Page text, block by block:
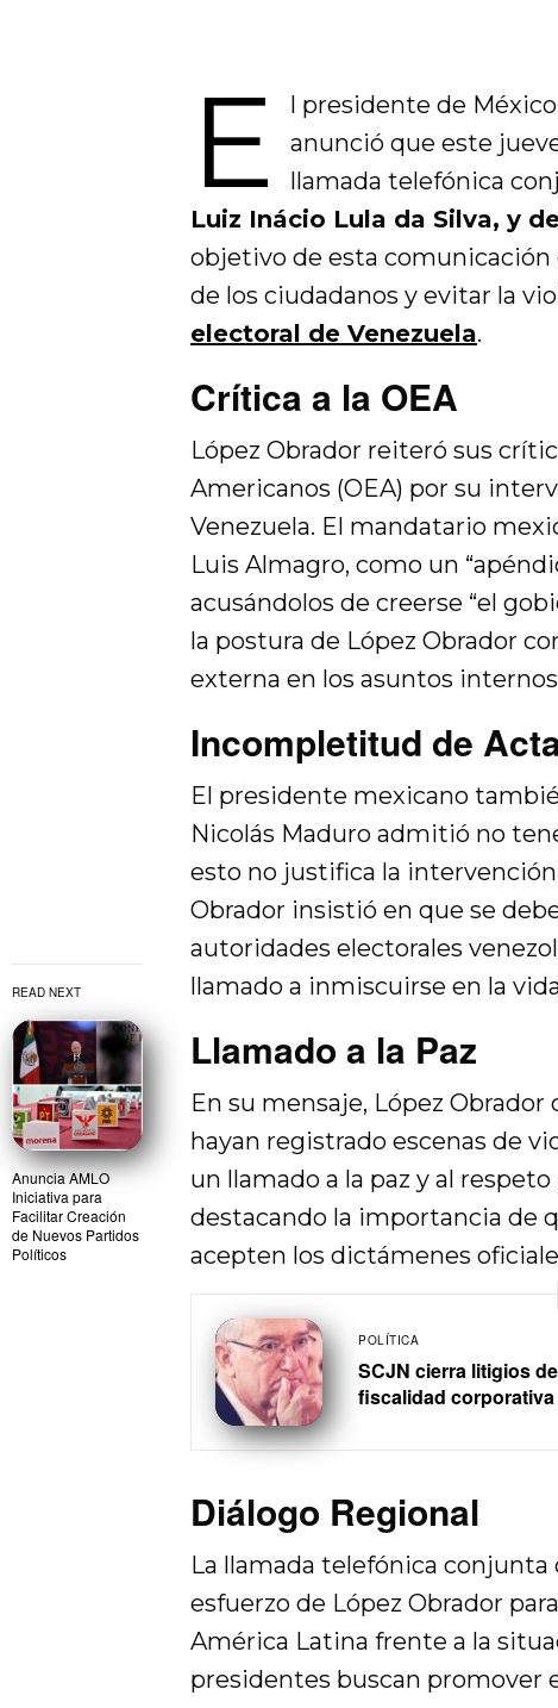
READ NEXT
Anuncia AMLO
Iniciativa para
Facilitar Creación
de Nuevos Partidos
Políticos
E l presidente de
anunció que este
llamada telefónica
Luiz Inácio Lula da Silva, y
objetivo de esta comunicación
de los ciudadanos y evitar la
electoral de Venezuela.
Crítica a la OEA
López Obrador reiteró sus
Americanos (OEA) por su
Venezuela. El mandatario
Luis Almagro, como un
acusándolos de creerse “el
la postura de López Obrador
externa en los asuntos
Incompletitud de
El presidente mexicano
Nicolás Maduro admitió no
esto no justifica la
Obrador insistió en que se
autoridades electorales
llamado a inmiscuirse en la
Llamado a la Paz
En su mensaje, López
hayan registrado escenas de
un llamado a la paz y al
destacando la importancia de
acepten los dictámenes
POLÍTICA
SCJN cierra litigios
fiscalidad corporativa
Diálogo Regional
La llamada telefónica conjunta
esfuerzo de López Obrador
América Latina frente a la
presidentes buscan promover